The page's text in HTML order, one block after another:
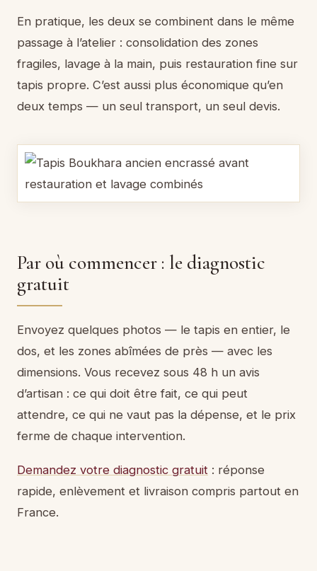
En pratique, les deux se combinent dans le même
passage à l’atelier : consolidation des zones
fragiles, lavage à la main, puis restauration fine sur
tapis propre. C’est aussi plus économique qu’en
deux temps — un seul transport, un seul devis.
Par où commencer : le diagnostic
gratuit
Envoyez quelques photos — le tapis en entier, le
dos, et les zones abîmées de près — avec les
dimensions. Vous recevez sous 48 h un avis
d’artisan : ce qui doit être fait, ce qui peut
attendre, ce qui ne vaut pas la dépense, et le prix
ferme de chaque intervention.
Demandez votre diagnostic gratuit : réponse
rapide, enlèvement et livraison compris partout en
France.